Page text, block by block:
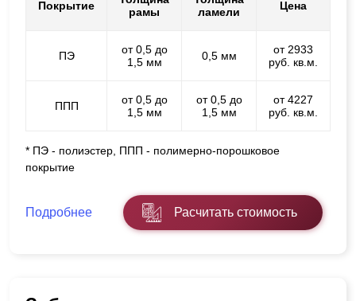
Покрытие
рамы
ламели
Цена
ПЭ
от 0,5 до
1,5 мм
0,5 мм
от 2933
руб. кв.м.
ППП
от 0,5 до
1,5 мм
от 0,5 до
1,5 мм
от 4227
руб. кв.м.
* ПЭ - полиэстер, ППП - полимерно-порошковое
покрытие
Подробнее Расчитать стоимость